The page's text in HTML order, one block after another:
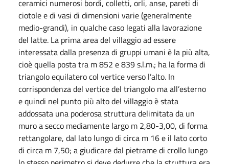
ceramici numerosi bordi, colletti, orli, anse, pareti di
ciotole e di vasi di dimensioni varie (generalmente
medio-grandi), in qualche caso legati alla lavorazione
del latte. La prima area del villaggio ad essere
interessata dalla presenza di gruppi umani è la più alta,
cioè quella posta tra m 852 e 839 s.l.m.; ha la forma di
triangolo equilatero col vertice verso l’alto. In
corrispondenza del vertice del triangolo ma all’esterno
e quindi nel punto più alto del villaggio è stata
addossata una poderosa struttura delimitata da un
muro a secco mediamente largo m 2,80-3,00, di forma
rettangolare, dal lato lungo di circa m 16 e il lato corto
di circa m 7,50; a giudicare dal pietrame di crollo lungo